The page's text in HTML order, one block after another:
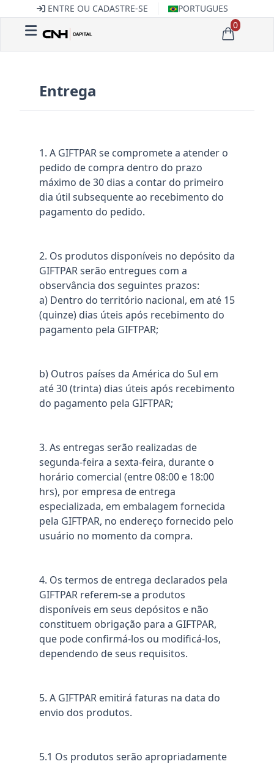
ENTRE OU CADASTRE-SE
PORTUGUES
0
Entrega
1. A GIFTPAR se compromete a atender o
pedido de compra dentro do prazo
máximo de 30 dias a contar do primeiro
dia útil subsequente ao recebimento do
pagamento do pedido.
2. Os produtos disponíveis no depósito da
GIFTPAR serão entregues com a
observância dos seguintes prazos:
a) Dentro do território nacional, em até 15
(quinze) dias úteis após recebimento do
pagamento pela GIFTPAR;
b) Outros países da América do Sul em
até 30 (trinta) dias úteis após recebimento
do pagamento pela GIFTPAR;
3. As entregas serão realizadas de
segunda-feira a sexta-feira, durante o
horário comercial (entre 08:00 e 18:00
hrs), por empresa de entrega
especializada, em embalagem fornecida
pela GIFTPAR, no endereço fornecido pelo
usuário no momento da compra.
4. Os termos de entrega declarados pela
GIFTPAR referem-se a produtos
disponíveis em seus depósitos e não
constituem obrigação para a GIFTPAR,
que pode confirmá-los ou modificá-los,
dependendo de seus requisitos.
5. A GIFTPAR emitirá faturas na data do
envio dos produtos.
5.1 Os produtos serão apropriadamente